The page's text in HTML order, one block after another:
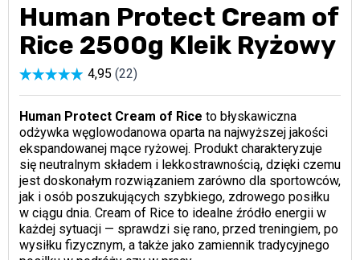
Human Protect Cream of
Rice 2500g Kleik Ryżowy
Human Protect Cream of Rice to błyskawiczna
odżywka węglowodanowa oparta na najwyższej jakości
ekspandowanej mące ryżowej. Produkt charakteryzuje
się neutralnym składem i lekkostrawnością, dzięki czemu
jest doskonałym rozwiązaniem zarówno dla sportowców,
jak i osób poszukujących szybkiego, zdrowego posiłku
w ciągu dnia. Cream of Rice to idealne źródło energii w
każdej sytuacji — sprawdzi się rano, przed treningiem, po
wysiłku fizycznym, a także jako zamiennik tradycyjnego